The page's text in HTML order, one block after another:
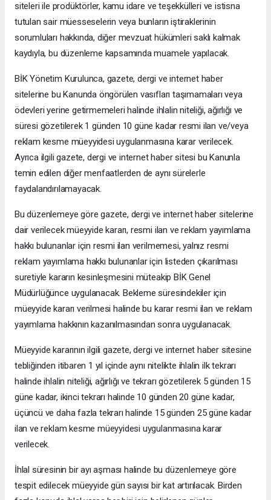
siteleri ile prodüktörler, kamu idare ve teşekkülleri ve istisna
tutulan sair müesseselerin veya bunların iştiraklerinin
sorumluları hakkında, diğer mevzuat hükümleri saklı kalmak
kaydıyla, bu düzenleme kapsamında muamele yapılacak.
BİK Yönetim Kurulunca, gazete, dergi ve internet haber
sitelerine bu Kanunda öngörülen vasıfları taşımamaları veya
ödevleri yerine getirmemeleri halinde ihlalin niteliği, ağırlığı ve
süresi gözetilerek 1 günden 10 güne kadar resmi ilan ve/veya
reklam kesme müeyyidesi uygulanmasına karar verilecek.
Ayrıca ilgili gazete, dergi ve internet haber sitesi bu Kanunla
temin edilen diğer menfaatlerden de aynı sürelerle
faydalandırılamayacak.
Bu düzenlemeye göre gazete, dergi ve internet haber sitelerine
dair verilecek müeyyide kararı, resmi ilan ve reklam yayımlama
hakkı bulunanlar için resmi ilan verilmemesi, yalnız resmi
reklam yayımlama hakkı bulunanlar için listeden çıkarılması
suretiyle kararın kesinleşmesini müteakip BİK Genel
Müdürlüğünce uygulanacak. Bekleme süresindekiler için
müeyyide kararı verilmesi halinde bu karar resmi ilan ve reklam
yayımlama hakkının kazanılmasından sonra uygulanacak.
Müeyyide kararının ilgili gazete, dergi ve internet haber sitesine
tebliğinden itibaren 1 yıl içinde aynı nitelikte ihlalin ilk tekrarı
halinde ihlalin niteliği, ağırlığı ve tekrarı gözetilerek 5 günden 15
güne kadar, ikinci tekrarı halinde 10 günden 20 güne kadar,
üçüncü ve daha fazla tekrarı halinde 15 günden 25 güne kadar
ilan ve reklam kesme müeyyidesi uygulanmasına karar
verilecek.
İhlal süresinin bir ayı aşması halinde bu düzenlemeye göre
tespit edilecek müeyyide gün sayısı bir kat artırılacak. Birden